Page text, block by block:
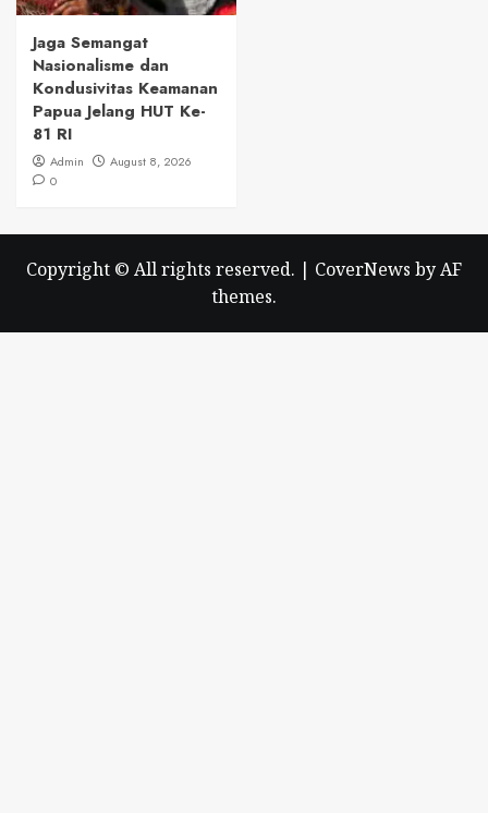
Jaga Semangat
Nasionalisme dan
Kondusivitas Keamanan
Papua Jelang HUT Ke-
81 RI
Admin
August 8, 2026
0
Copyright © All rights reserved. | CoverNews by AF
themes.